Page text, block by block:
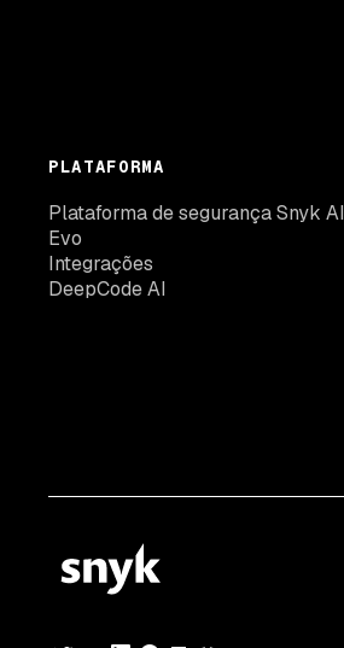
PLATAFORMA
Plataforma de segurança Snyk AI
Evo
Integrações
DeepCode AI